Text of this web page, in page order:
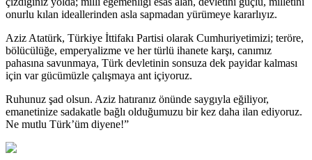
onurlu kılan ideallerinden asla sapmadan yürümeye kararlıyız.
Aziz Atatürk, Türkiye İttifakı Partisi olarak Cumhuriyetimizi; teröre,
bölücülüğe, emperyalizme ve her türlü ihanete karşı, canımız
pahasına savunmaya, Türk devletinin sonsuza dek payidar kalması
için var gücümüzle çalışmaya ant içiyoruz.
Ruhunuz şad olsun. Aziz hatıranız önünde saygıyla eğiliyor,
emanetinize sadakatle bağlı olduğumuzu bir kez daha ilan ediyoruz.
Ne mutlu Türk’üm diyene!”